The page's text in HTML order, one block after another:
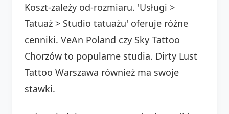
Koszt-zależy od-rozmiaru. 'Usługi >
Tatuaż > Studio tatuażu' oferuje różne
cenniki. VeAn Poland czy Sky Tattoo
Chorzów to popularne studia. Dirty Lust
Tattoo Warszawa również ma swoje
stawki.